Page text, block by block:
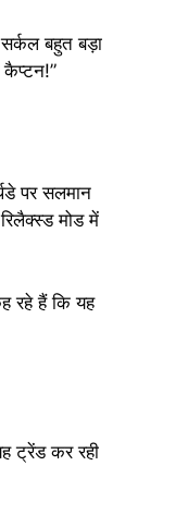
बहुत बड़ा
पर सलमान
मोड में
रहे हैं कि यह
ट्रेंड कर रही